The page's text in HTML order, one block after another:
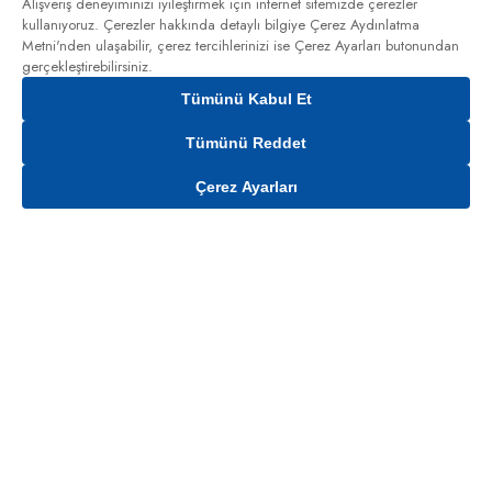
Gelince Haber Ver
kullanıyoruz. Çerezler hakkında detaylı bilgiye Çerez Aydınlatma
Metni'nden ulaşabilir, çerez tercihlerinizi ise Çerez Ayarları butonundan
gerçekleştirebilirsiniz.
Tümünü Kabul Et
Tümünü Reddet
Çerez Ayarları